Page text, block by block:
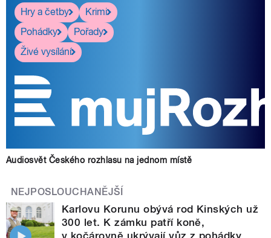
Hry a četby
Krimi
Pohádky
Pořady
Živé vysílání
Audiosvět Českého rozhlasu na jednom místě
NEJPOSLOUCHANĚJŠÍ
Karlovu Korunu obývá rod Kinských už
300 let. K zámku patří koně,
v kočárovně ukrývají vůz z pohádky